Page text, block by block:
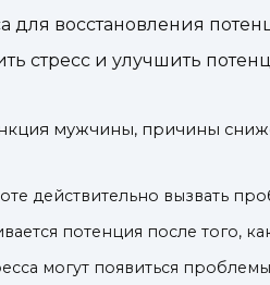
для восстановления
стресс и улучшить
мужчины, причины
действительно вызвать
потенция после того,
могут появиться